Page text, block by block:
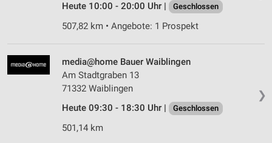
Heute 10:00 - 20:00 Uhr |
Geschlossen
507,82 km • Angebote: 1 Prospekt
❯
media@home Bauer Waiblingen
Am Stadtgraben 13
71332 Waiblingen
Heute 09:30 - 18:30 Uhr |
Geschlossen
501,14 km